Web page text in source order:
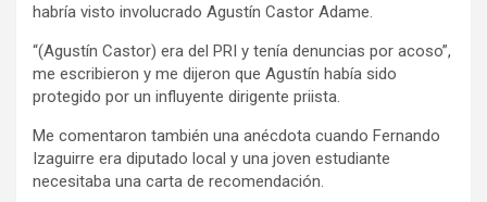
habría visto involucrado Agustín Castor Adame.
“(Agustín Castor) era del PRI y tenía denuncias por acoso”,
me escribieron y me dijeron que Agustín había sido
protegido por un influyente dirigente priista.
Me comentaron también una anécdota cuando Fernando
Izaguirre era diputado local y una joven estudiante
necesitaba una carta de recomendación.